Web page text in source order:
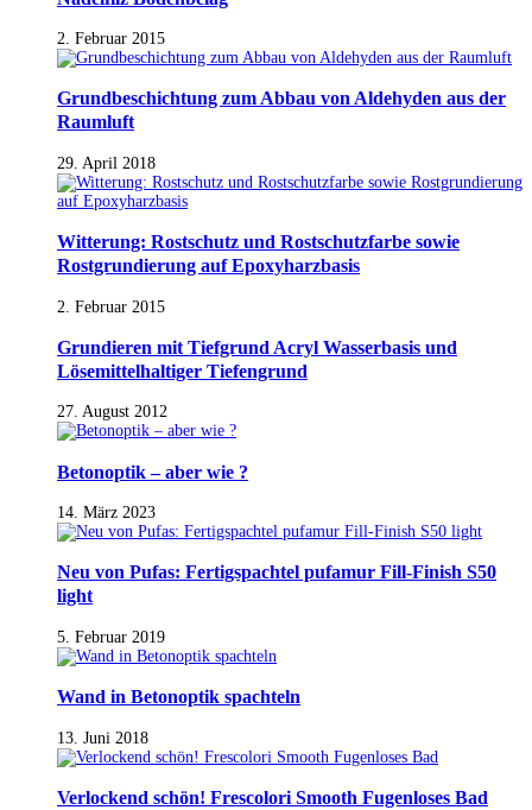
2. Februar 2015
Grundbeschichtung zum Abbau von Aldehyden aus der
Raumluft
29. April 2018
Witterung: Rostschutz und Rostschutzfarbe sowie
Rostgrundierung auf Epoxyharzbasis
2. Februar 2015
Grundieren mit Tiefgrund Acryl Wasserbasis und
Lösemittelhaltiger Tiefengrund
27. August 2012
Betonoptik – aber wie ?
14. März 2023
Neu von Pufas: Fertigspachtel pufamur Fill-Finish S50
light
5. Februar 2019
Wand in Betonoptik spachteln
13. Juni 2018
Verlockend schön! Frescolori Smooth Fugenloses Bad